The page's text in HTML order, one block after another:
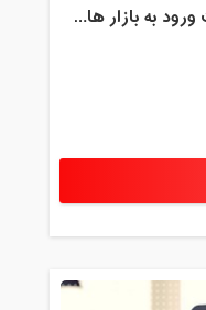
تحلیل تکنیکال مقدماتی جهت ورود به بازار های مالی (رمز ارز و فارکس )